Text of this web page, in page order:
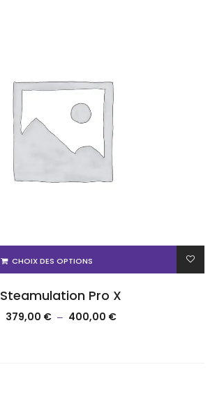
CHOIX DES OPTIONS
Steamulation Pro X
379,00 € – 400,00 €